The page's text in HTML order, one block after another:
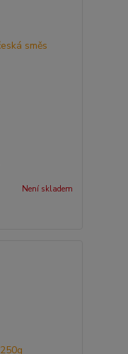
Není skladem